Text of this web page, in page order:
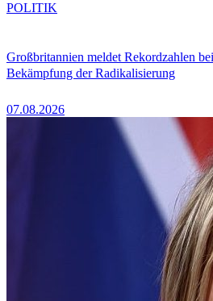
Großbritannien meldet Rekordzahlen
Bekämpfung der Radikalisierung
07.08.2026
POLITIK